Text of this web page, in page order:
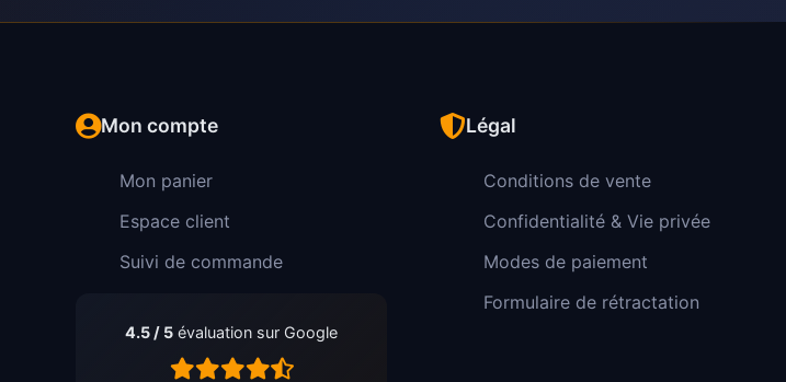
Mon compte
Mon panier
Espace client
Suivi de commande
4.5 / 5 évaluation sur Google
Légal
Conditions de vente
Confidentialité & Vie privée
Modes de paiement
Formulaire de rétractation